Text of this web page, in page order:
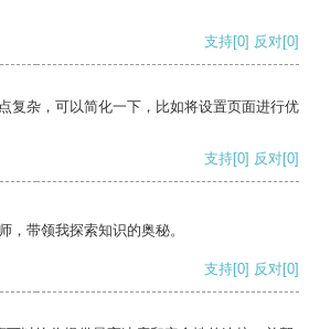
支持[0] 反对[0]
复杂，可以简化一下，比如将设置页面进行优
支持[0] 反对[0]
，带领我探索知识的奥秘。
支持[0] 反对[0]